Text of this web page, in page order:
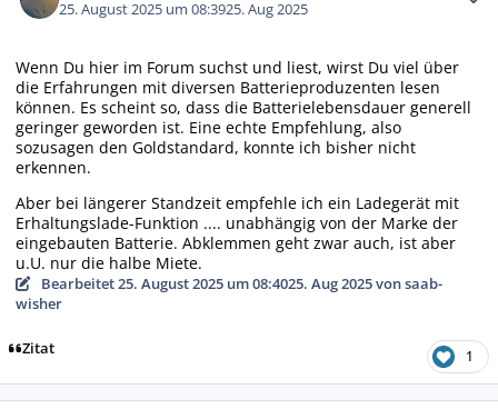
25. August 2025 um 08:3925. Aug 2025
Wenn Du hier im Forum suchst und liest, wirst Du viel über
die Erfahrungen mit diversen Batterieproduzenten lesen
können. Es scheint so, dass die Batterielebensdauer generell
geringer geworden ist. Eine echte Empfehlung, also
sozusagen den Goldstandard, konnte ich bisher nicht
erkennen.
Aber bei längerer Standzeit empfehle ich ein Ladegerät mit
Erhaltungslade-Funktion .... unabhängig von der Marke der
eingebauten Batterie. Abklemmen geht zwar auch, ist aber
u.U. nur die halbe Miete.
Bearbeitet25. August 2025 um 08:4025. Aug 2025von saab-
wisher
Zitat 1